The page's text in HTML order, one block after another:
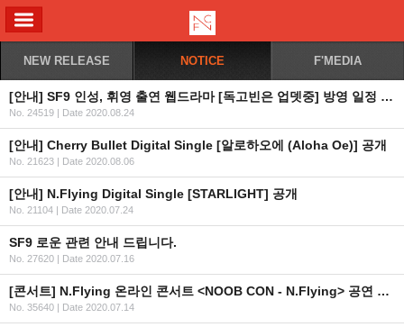
NEW RELEASE NOTICE F'MEDIA
[안내] SF9 인성, 휘영 출연 웹드라마 [독고빈은 업뎃중] 방영 일정 안내
No. 24519 | Date 2020.08.24
[안내] Cherry Bullet Digital Single [알로하오에 (Aloha Oe)] 공개
No. 21623 | Date 2020.08.06
[안내] N.Flying Digital Single [STARLIGHT] 공개
No. 21104 | Date 2020.07.24
SF9 로운 관련 안내 드립니다.
No. 27620 | Date 2020.07.16
[콘서트] N.Flying 온라인 콘서트 <NOOB CON - N.Flying> 공연 안내
No. 35640 | Date 2020.07.14